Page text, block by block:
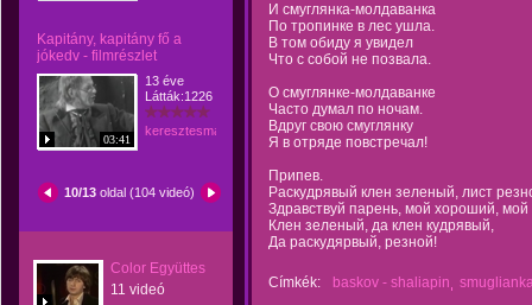
Kapitány, kapitány fő a
jókedv - filmrészlet
03:41
13 éve
Látták:1226
keresztesmanci
10/13 oldal (104 videó)
Color Együttes
11 videó
И смуглянка-молдаванка
По тропинке в лес ушла.
В том обиду я увидел
Что с собой не позвала.
О смуглянке-молдаванке
Часто думал по ночам.
Вдруг свою смуглянку
Я в отряде повстречал!
Припев.
Раскудрявый клен зеленый, лист
Здравствуй парень, мой хороший,
Клен зеленый, да клен кудрявый,
Да раскудярвый, резной!
Címkék: baskov - shaliapin